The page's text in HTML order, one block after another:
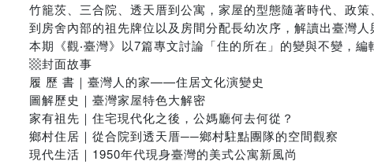
竹籠茨、三合院、透天厝到公寓，家屋的型態隨著時代、政
到房舍內部的祖先牌位以及房間分配長幼次序，解讀出臺灣人
本期《觀‧臺灣》以7篇專文討論「住的所在」的變與不變，
▩封面故事
履 歷 書｜臺灣人的家——住居文化演變史
圖解歷史｜臺灣家屋特色大解密
家有祖先｜住宅現代化之後，公媽廳何去何從？
鄉村住居｜從合院到透天厝──鄉村駐點團隊的空間觀察
現代生活｜1950年代現身臺灣的美式公寓新風尚